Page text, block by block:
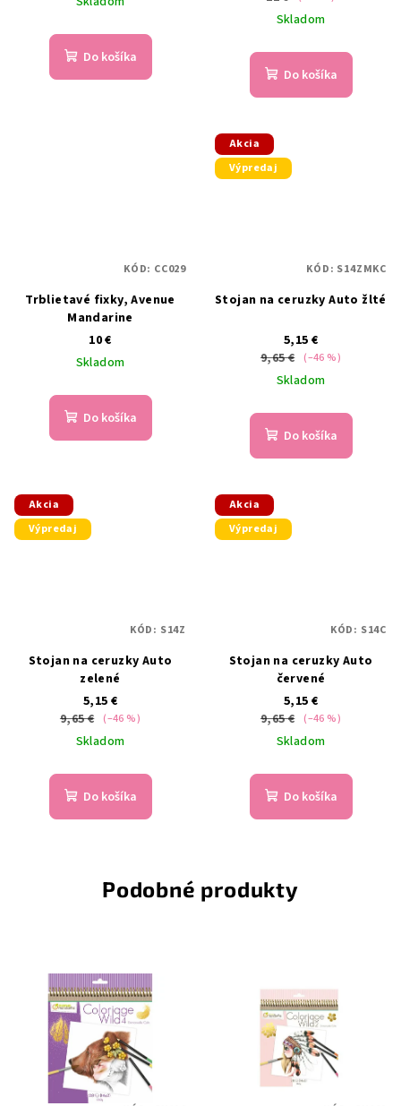
Do košíka
Skladom
Do košíka
Trblietavé fixky, Avenue
Mandarine
10 €
Skladom
Do košíka
KÓD: CC029
Akcia
Výpredaj
Stojan na ceruzky Auto žlté
5,15 €
9,65 € (–46 %)
Skladom
Do košíka
KÓD: S14ZMKC
Akcia
Výpredaj
Stojan na ceruzky Auto
zelené
5,15 €
9,65 € (–46 %)
Skladom
Do košíka
KÓD: S14Z
Akcia
Výpredaj
Stojan na ceruzky Auto
červené
5,15 €
9,65 € (–46 %)
Skladom
Do košíka
KÓD: S14C
Podobné produkty